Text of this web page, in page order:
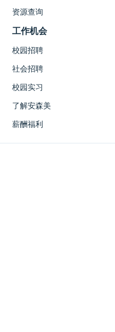
资源查询
工作机会
校园招聘
社会招聘
校园实习
了解安森美
薪酬福利